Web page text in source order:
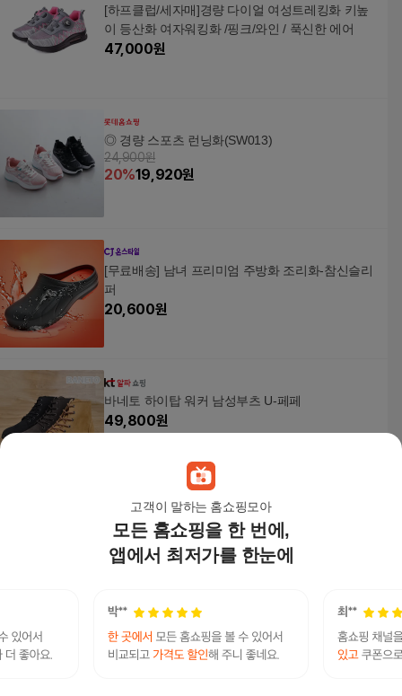
고객이 말하는 홈쇼핑모아
모든 홈쇼핑을 한 번에,
앱에서 최저가를 한눈에
[하프클럽/세자매]경량 다이얼 여성트레킹화 키높
이 등산화 여자워킹화 /핑크/와인 / 푹신한 에어
47,000원
◎ 경량 스포츠 런닝화(SW013)
24,900원
20%19,920원
[무료배송] 남녀 프리미엄 주방화 조리화-참신슬리
퍼
20,600원
바네토 하이탑 워커 남성부츠 U-페페
49,800원
여성 갤럭시 7 런닝화(ID8764)
57,140원
7% 53,140원
[애슬릿] 여름 스니커즈 콤비 레이스업 고양이 메쉬